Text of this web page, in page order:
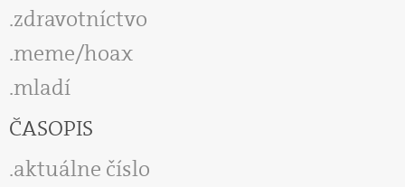
zdravotníctvo
meme/hoax
mladí
ČASOPIS
aktuálne číslo